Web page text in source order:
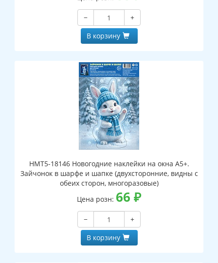
−
+
В корзину
НМТ5-18146 Новогодние наклейки на окна А5+.
Зайчонок в шарфе и шапке (двухсторонние, видны с
обеих сторон, многоразовые)
Цена розн: 66 ₽
−
+
В корзину